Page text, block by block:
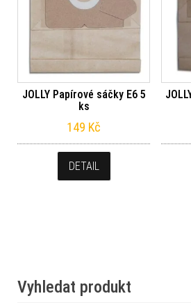
JOLLY Papírové sáčky E6 5
ks
149 Kč
DETAIL
Vyhledat produkt